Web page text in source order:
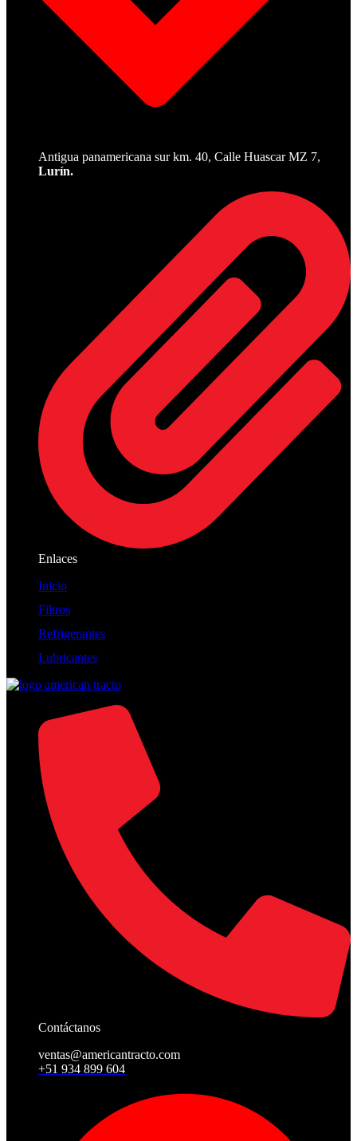
Antigua panamericana sur km. 40, Calle Huascar MZ 7,
Lurín.
Enlaces
Inicio
Filtros
Refrigerantes
Lubricantes
Contáctanos
ventas@americantracto.com
+51 934 899 604